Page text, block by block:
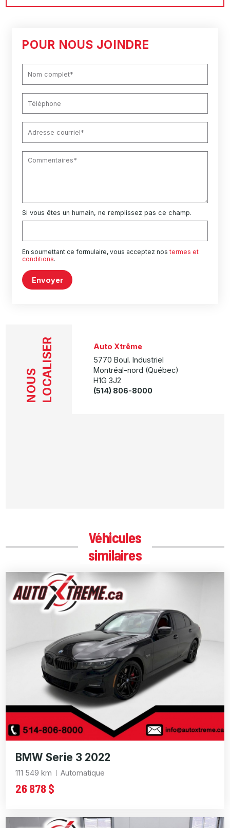
POUR NOUS JOINDRE
Si vous êtes un humain, ne remplissez pas ce champ.
En soumettant ce formulaire, vous acceptez nostermes et
conditions.
Envoyer
NOUS LOCALISER
Auto Xtrême
5770 Boul. Industriel
Montréal-nord (Québec)
H1G 3J2
(514) 806-8000
Véhicules
similaires
BMW Serie 3 2022
111 549 km Automatique
26 878 $